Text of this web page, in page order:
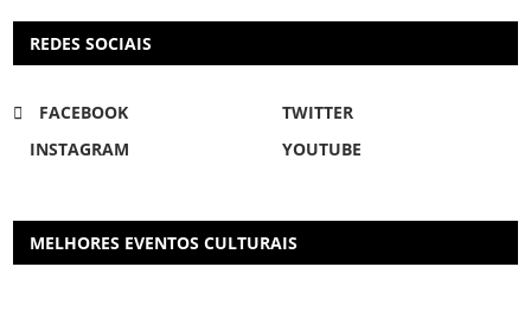
REDES SOCIAIS
FACEBOOK
TWITTER
INSTAGRAM
YOUTUBE
MELHORES EVENTOS CULTURAIS